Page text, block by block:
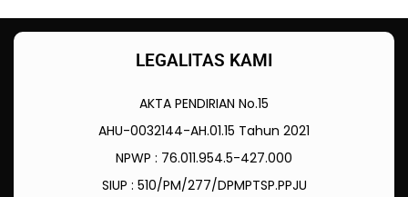
LEGALITAS KAMI
AKTA PENDIRIAN No.15
AHU-0032144-AH.01.15 Tahun 2021
NPWP : 76.011.954.5-427.000
SIUP : 510/PM/277/DPMPTSP.PPJU